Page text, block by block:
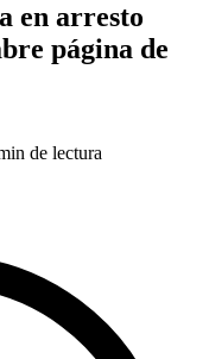
en arresto
página de
de lectura